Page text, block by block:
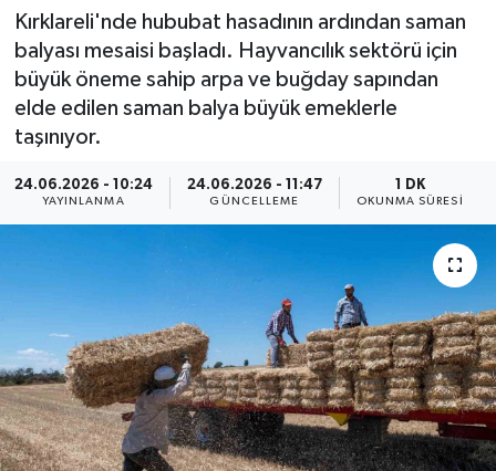
Kırklareli'nde hububat hasadının ardından saman
balyası mesaisi başladı. Hayvancılık sektörü için
büyük öneme sahip arpa ve buğday sapından
elde edilen saman balya büyük emeklerle
taşınıyor.
24.06.2026 - 10:24
YAYINLANMA
24.06.2026 - 11:47
GÜNCELLEME
1 DK
OKUNMA SÜRESI
KÖŞE YAZILARI
KÜLTÜR-SANAT-MAGAZİN
MEDYA
ÖZEL HABER
RÖPORTAJLAR
SİYASET
GÜNCEL
Tüm Manşetler
Son Dakika Haberleri
Haber Arşivi